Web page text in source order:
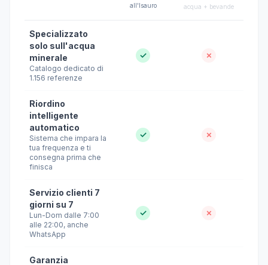
all'Isauro
acqua + bevande
Specializzato
solo sull'acqua
minerale
Catalogo dedicato di
1.156 referenze
✓ ✗
Riordino
intelligente
automatico
Sistema che impara la
tua frequenza e ti
consegna prima che
finisca
✓ ✗
Servizio clienti 7
giorni su 7
Lun-Dom dalle 7:00
alle 22:00, anche
WhatsApp
✓ ✗
Garanzia